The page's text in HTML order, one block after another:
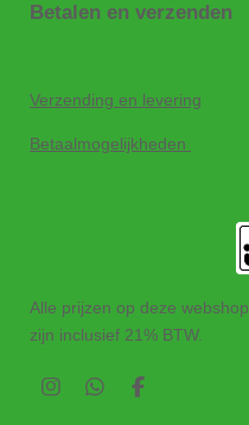
Betalen en verzenden
Verzending en levering
Betaalmogelijkheden
Alle prijzen op deze webshop
zijn inclusief 21% BTW.
I
W
F